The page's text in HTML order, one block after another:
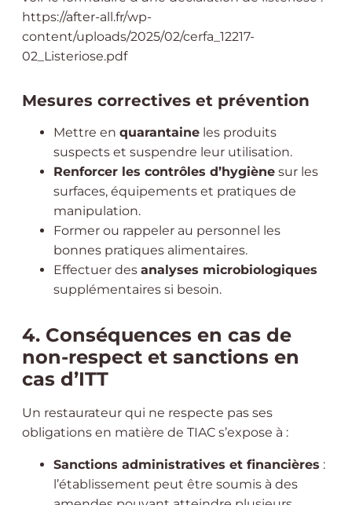
https://after-all.fr/wp-
content/uploads/2025/02/cerfa_12217-
02_Listeriose.pdf
Mesures correctives et prévention
Mettre en quarantaine les produits
suspects et suspendre leur utilisation.
Renforcer les contrôles d’hygiène sur les
surfaces, équipements et pratiques de
manipulation.
Former ou rappeler au personnel les
bonnes pratiques alimentaires.
Effectuer des analyses microbiologiques
supplémentaires si besoin.
4. Conséquences en cas de
non-respect et sanctions en
cas d’ITT
Un restaurateur qui ne respecte pas ses
obligations en matière de TIAC s’expose à :
Sanctions administratives et financières :
l’établissement peut être soumis à des